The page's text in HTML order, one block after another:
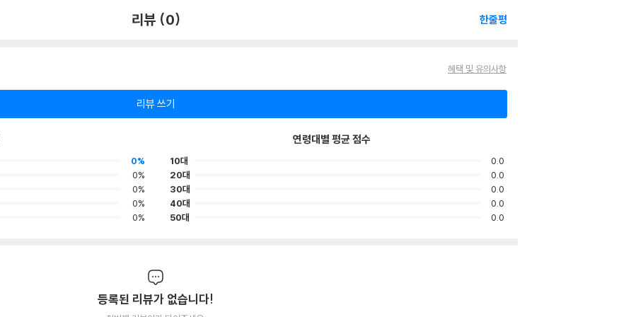
리뷰 (0) 한줄평
혜택 및 유의사항
리뷰 쓰기
0%
0%
0%
0%
0%
연령대별 평균 점수
10대
0.0
20대
0.0
30대
0.0
40대
0.0
50대
0.0
등록된 리뷰가 없습니다!